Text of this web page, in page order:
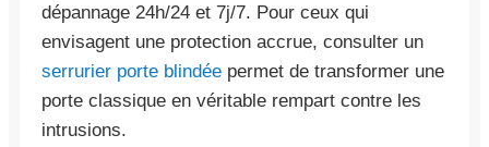
dépannage 24h/24 et 7j/7. Pour ceux qui
envisagent une protection accrue, consulter un
serrurier porte blindée permet de transformer une
porte classique en véritable rempart contre les
intrusions.